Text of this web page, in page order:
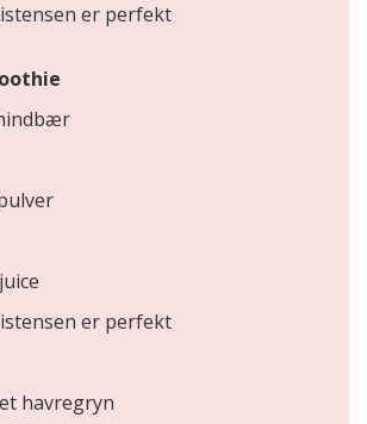
er perfekt
er perfekt
havregryn